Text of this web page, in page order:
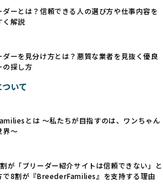
ー」が含まれるリスクが高まりま
ンちゃんを大切にする「優良ブリ
ために、法令を超えた独自の基準を
や飼育環境の厳格なチェックを行っ
ディングでは、母犬の出産負担を考
、親犬が心身ともに疲弊するケース
コストカットのために食事を減らし
与える、適切な健康管理が行われな
康と福祉が犠牲にされることも少な
しづらいミックス犬の繁殖や、愛情
等も問題です。これらのブリーディ
の福祉を無視し、利益のみを追求す
ーでは「見た目が良く売れやすい」
を行うことがあり、中には麻酔なし
けられます。
」詳細はこちら
スクや育て方のポイントを理解し、
、深い知識と豊富な経験が欠かせま
類以上あり、それぞれに特有の健康
系のトラブルを抱えやすく、ラブラ
股関節形成不全への注意が必要で
の違いを熟知し、適切なケアを提供
ーダーの専門性に大きく関わりま
の犬種（一般的に3種以内）に絞って
を熟知しています。これにより、
ダーとは？信頼できる人の選び方や仕事内容を
く解説
ダーを見分け方とは？悪質な業者を見抜く優良
の探し方
いて
とは 〜私たちが目指すのは、ワンちゃん
界〜
が「ブリーダー紹介サイトは信頼できない」と
で8割が『BreederFamilies』を支持する理由